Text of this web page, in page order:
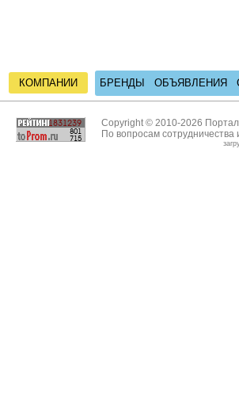
КОМПАНИИ БРЕНДЫ ОБЪЯВЛЕНИЯ
Copyright © 2010-2026
По вопросам сотрудничества